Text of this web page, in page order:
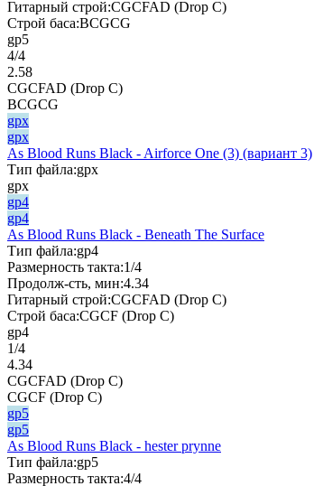
Гитарный строй:CGCFAD (Drop C)
Строй баса:BCGCG
gp5
4/4
2.58
CGCFAD (Drop C)
BCGCG
gpx
gpx
As Blood Runs Black - Airforce One (3) (вариант 3)
Тип файла:gpx
gpx
gp4
gp4
As Blood Runs Black - Beneath The Surface
Тип файла:gp4
Размерность такта:1/4
Продолж-сть, мин:4.34
Гитарный строй:CGCFAD (Drop C)
Строй баса:CGCF (Drop C)
gp4
1/4
4.34
CGCFAD (Drop C)
CGCF (Drop C)
gp5
gp5
As Blood Runs Black - hester prynne
Тип файла:gp5
Размерность такта:4/4